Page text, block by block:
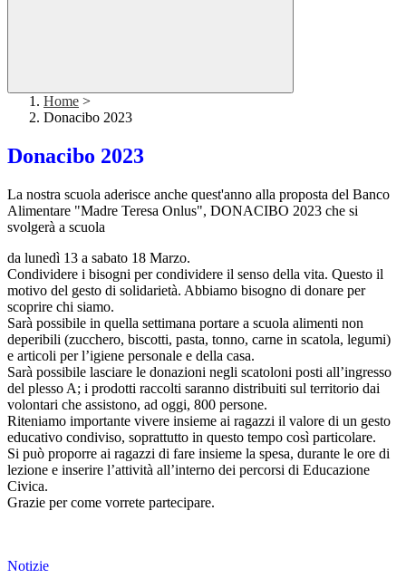
Home >
Donacibo 2023
Donacibo 2023
La nostra scuola aderisce anche quest'anno alla proposta del Banco
Alimentare "Madre Teresa Onlus", DONACIBO 2023 che si
svolgerà a scuola
da lunedì 13 a sabato 18 Marzo.
Condividere i bisogni per condividere il senso della vita. Questo il
motivo del gesto di solidarietà. Abbiamo bisogno di donare per
scoprire chi siamo.
Sarà possibile in quella settimana portare a scuola alimenti non
deperibili (zucchero, biscotti, pasta, tonno, carne in scatola, legumi)
e articoli per l’igiene personale e della casa.
Sarà possibile lasciare le donazioni negli scatoloni posti all’ingresso
del plesso A; i prodotti raccolti saranno distribuiti sul territorio dai
volontari che assistono, ad oggi, 800 persone.
Riteniamo importante vivere insieme ai ragazzi il valore di un gesto
educativo condiviso, soprattutto in questo tempo così particolare.
Si può proporre ai ragazzi di fare insieme la spesa, durante le ore di
lezione e inserire l’attività all’interno dei percorsi di Educazione
Civica.
Grazie per come vorrete partecipare.
Notizie